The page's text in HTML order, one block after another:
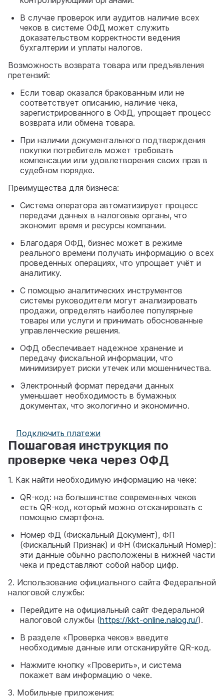
В случае проверок или аудитов наличие всех
чеков в системе ОФД может служить
доказательством корректности ведения
бухгалтерии и уплаты налогов.
Возможность возврата товара или предъявления
претензий:
Если товар оказался бракованным или не
соответствует описанию, наличие чека,
зарегистрированного в ОФД, упрощает процесс
возврата или обмена товара.
При наличии документального подтверждения
покупки потребитель может требовать
компенсации или удовлетворения своих прав в
судебном порядке.
Преимущества для бизнеса:
Система оператора автоматизирует процесс
передачи данных в налоговые органы, что
экономит время и ресурсы компании.
Благодаря ОФД, бизнес может в режиме
реального времени получать информацию о всех
проведенных операциях, что упрощает учёт и
аналитику.
С помощью аналитических инструментов
системы руководители могут анализировать
продажи, определять наиболее популярные
товары или услуги и принимать обоснованные
управленческие решения.
ОФД обеспечивает надежное хранение и
передачу фискальной информации, что
минимизирует риски утечек или мошенничества.
Электронный формат передачи данных
уменьшает необходимость в бумажных
документах, что экологично и экономично.
Подключить платежи
Пошаговая инструкция по
проверке чека через ОФД
1. Как найти необходимую информацию на чеке:
QR-код: на большинстве современных чеков
есть QR-код, который можно отсканировать с
помощью смартфона.
Номер ФД (Фискальный Документ), ФП
(Фискальный Признак) и ФН (Фискальный Номер):
эти данные обычно расположены в нижней части
чека и представляют собой набор цифр.
2. Использование официального сайта Федеральной
налоговой службы:
Перейдите на официальный сайт Федеральной
налоговой службы (https://kkt-online.nalog.ru/).
В разделе «Проверка чеков» введите
необходимые данные или отсканируйте QR-код.
Нажмите кнопку «Проверить», и система
покажет вам информацию о чеке.
3. Мобильные приложения: